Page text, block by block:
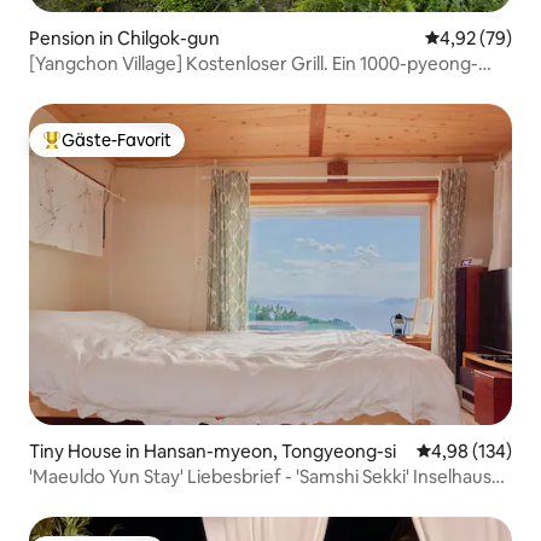
Pension in Chilgok-gun
4,92 (79)
[Yangchon Village] Kostenloser Grill. Ein 1000-pyeong-
Beliebter Gäste-Favorit.
Gäste-Favorit
Tiny House in Hansan-myeon, Tongyeong-si
4,98 (134)
'Maeuldo Yun Stay' Liebesbrief - 'Samshi Sekki' Inselhaus
mehrere Nächte